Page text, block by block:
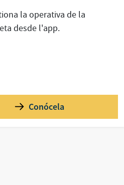
la operativa de la
desde l'app.
Conócela